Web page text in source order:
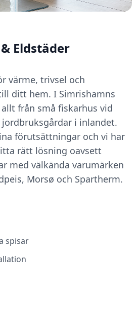
Eldstäder
värme, trivsel och
ditt hem. I Simrishamns
från små fiskarhus vid
i inlandet.
förutsättningar och vi har
rätt lösning oavsett
med välkända varumärken
Morsø och Spartherm.
spisar